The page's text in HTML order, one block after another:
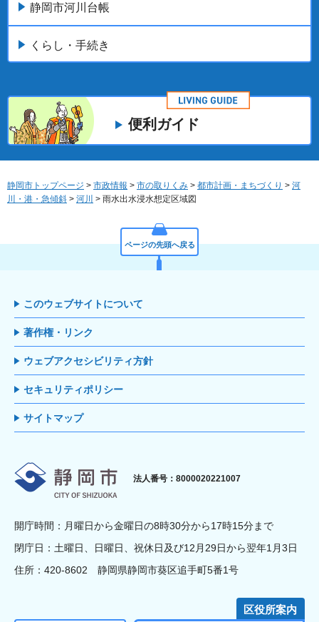
静岡市河川台帳
くらし・手続き
便利ガイド
静岡市トップページ > 市政情報 > 市の取りくみ > 都市計画・まちづくり > 河
川・港・急傾斜 > 河川 > 雨水出水浸水想定区域図
ページの先頭へ戻る
このウェブサイトについて
著作権・リンク
ウェブアクセシビリティ方針
セキュリティポリシー
サイトマップ
静岡市
法人番号：8000020221007
開庁時間：月曜日から金曜日の8時30分から17時15分まで
閉庁日：土曜日、日曜日、祝休日及び12月29日から翌年1月3日
住所：420-8602 静岡県静岡市葵区追手町5番1号
区役所案内